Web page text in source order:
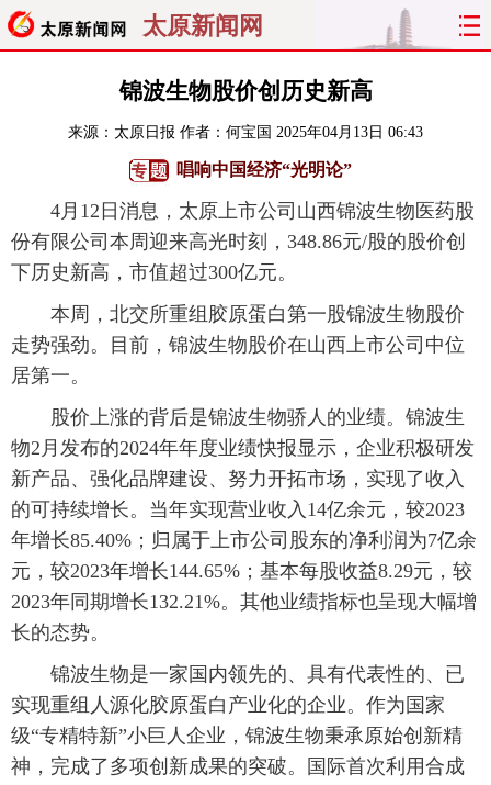
太原新闻网
聚焦 太原
经济 关注 文明 出行
旅游 理财 政务 教育
看天下 晋月读 最太原 网罗民生
太原日报 太原晚报 热评 社区
锦波生物股价创历史新高
来源： 太原日报 作者：何宝国 2025年04月13日 06:43
唱响中国经济“光明论”
4月12日消息，太原上市公司山西锦波生物医药股
份有限公司本周迎来高光时刻，348.86元/股的股价创
下历史新高，市值超过300亿元。
本周，北交所重组胶原蛋白第一股锦波生物股价
走势强劲。目前，锦波生物股价在山西上市公司中位
居第一。
股价上涨的背后是锦波生物骄人的业绩。锦波生
物2月发布的2024年年度业绩快报显示，企业积极研发
新产品、强化品牌建设、努力开拓市场，实现了收入
的可持续增长。当年实现营业收入14亿余元，较2023
年增长85.40%；归属于上市公司股东的净利润为7亿余
元，较2023年增长144.65%；基本每股收益8.29元，较
2023年同期增长132.21%。其他业绩指标也呈现大幅增
长的态势。
锦波生物是一家国内领先的、具有代表性的、已
实现重组人源化胶原蛋白产业化的企业。作为国家
级“专精特新”小巨人企业，锦波生物秉承原始创新精
神，完成了多项创新成果的突破。国际首次利用合成